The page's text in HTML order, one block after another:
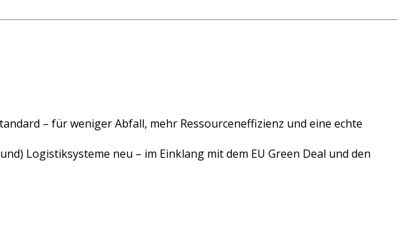
– für weniger Abfall, mehr Ressourceneffizienz und eine echte
Logistiksysteme neu – im Einklang mit dem EU Green Deal und den